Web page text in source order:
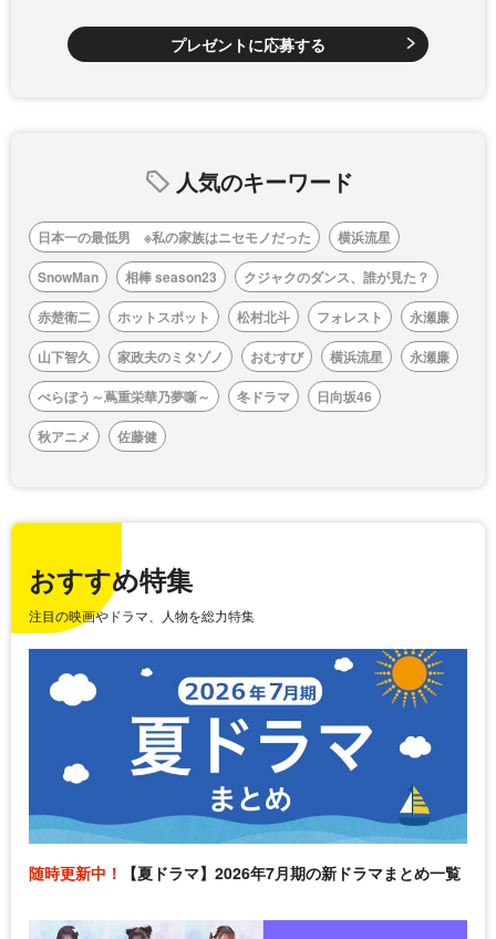
プレゼントに応募する
人気のキーワード
日本一の最低男 ※私の家族はニセモノだった
横浜流星
SnowMan
相棒 season23
クジャクのダンス、誰が見た？
赤楚衛二
ホットスポット 松村北斗 フォレスト
永瀬廉
山下智久
家政夫のミタゾノ おむすび 横浜流星
永瀬廉
べらぼう～蔦重栄華乃夢噺～
冬ドラマ
日向坂46
秋アニメ
佐藤健
おすすめ特集
注目の映画やドラマ、人物を総力特集
随時更新中！ 【夏ドラマ】2026年7月期の新ドラマまとめ一覧